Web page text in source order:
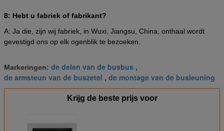
8: Hebt u fabriek of fabrikant?
A: Ja die, zijn wij fabriek, in Wuxi, Jiangsu, China, onthaal wordt
gevestigd ons op elk ogenblik te bezoeken.
Markeringen: de delen van de busbus ,
de armsteun van de buszetel , de montage van de busleuning
Krijg de beste prijs voor